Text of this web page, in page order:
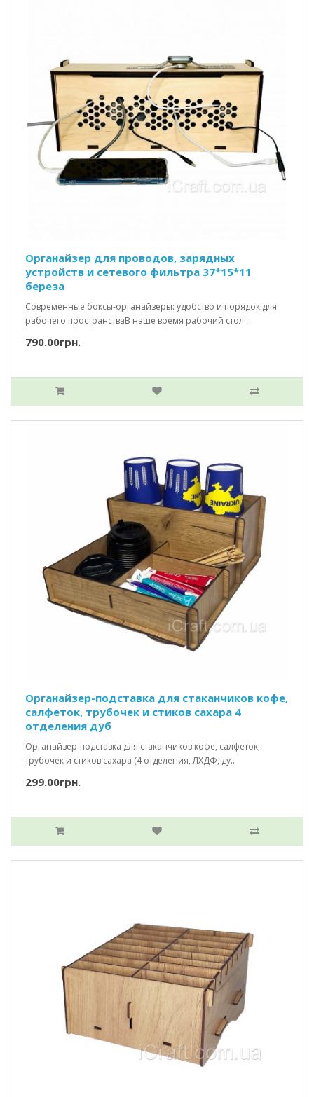
Органайзер для проводов, зарядных
устройств и сетевого фильтра 37*15*11
береза
Современные боксы-органайзеры: удобство и порядок для
рабочего пространстваВ наше время рабочий стол..
790.00грн.
Органайзер-подставка для стаканчиков кофе,
салфеток, трубочек и стиков сахара 4
отделения дуб
Органайзер-подставка для стаканчиков кофе, салфеток,
трубочек и стиков сахара (4 отделения, ЛХДФ, ду..
299.00грн.